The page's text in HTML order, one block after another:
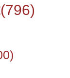
(796)